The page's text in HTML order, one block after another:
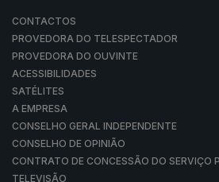
CONTACTOS
PROVEDORA DO TELESPECTADOR
PROVEDORA DO OUVINTE
ACESSIBILIDADES
SATÉLITES
A EMPRESA
CONSELHO GERAL INDEPENDENTE
CONSELHO DE OPINIÃO
CONTRATO DE CONCESSÃO DO SERVIÇO
TELEVISÃO